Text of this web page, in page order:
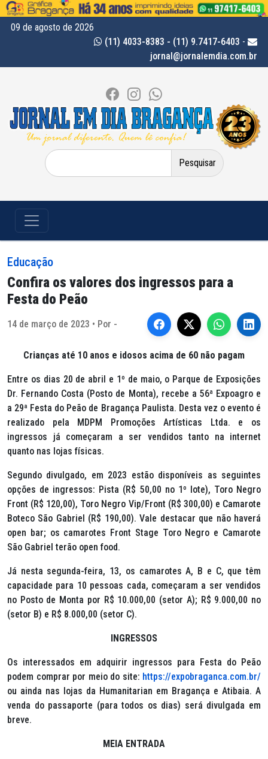
09 de agosto de 2026
(11) 4033-8383 - (11) 9.7417-6403 -
jornal@jornalemdia.com.br
Pesquisar
por:
Educação
Confira os valores dos ingressos para a
Festa do Peão
14 de março de 2023 • Por -
Crianças até 10 anos e idosos acima de 60 não pagam
Entre os dias 20 de abril e 1º de maio, o Parque de Exposições
Dr. Fernando Costa (Posto de Monta), recebe a 56ª Expoagro e
a 29ª Festa do Peão de Bragança Paulista. Desta vez o evento é
realizado pela MDPM Promoções Artísticas Ltda. e os
ingressos já começaram a ser vendidos tanto na internet
quanto nas lojas físicas.
Segundo divulgado, em 2023 estão disponíveis as seguintes
opções de ingressos: Pista (R$ 50,00 no 1º lote), Toro Negro
Front (R$ 120,00), Toro Negro Vip/Front (R$ 300,00) e Camarote
Boteco São Gabriel (R$ 190,00). Vale destacar que não haverá
open bar; os camarotes Front Stage Toro Negro e Camarote
São Gabriel terão open food.
Já nesta segunda-feira, 13, os camarotes A, B e C, que têm
capacidade para 10 pessoas cada, começaram a ser vendidos
no Posto de Monta por R$ 10.000,00 (setor A); R$ 9.000,00 no
(setor B) e R$ 8.000,00 (setor C).
INGRESSOS
Os interessados em adquirir ingressos para Festa do Peão
podem comprar por meio do site: https://expobraganca.com.br/
ou ainda nas lojas da Humanitarian em Bragança e Atibaia. A
venda do passaporte (para todos os dias) será divulgada em
breve.
MEIA ENTRADA